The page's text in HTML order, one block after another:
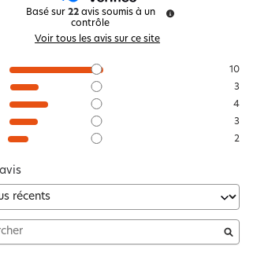
Basé sur 22 avis soumis à un
contrôle
Voir tous les avis sur ce site
10
3
4
3
2
avis